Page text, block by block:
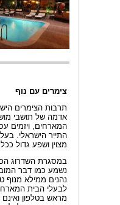
צימרים עם נוף
תרבות הצימרים
אדמה של תושבי
המארחים, ויזמים
התייר הישראלי.
מצוין ושפע גדול
במסגרת השדרוג
נשמע כמו דבר
נהנים ממילא מנוף
לבעלי הבית
מראש בטלפון